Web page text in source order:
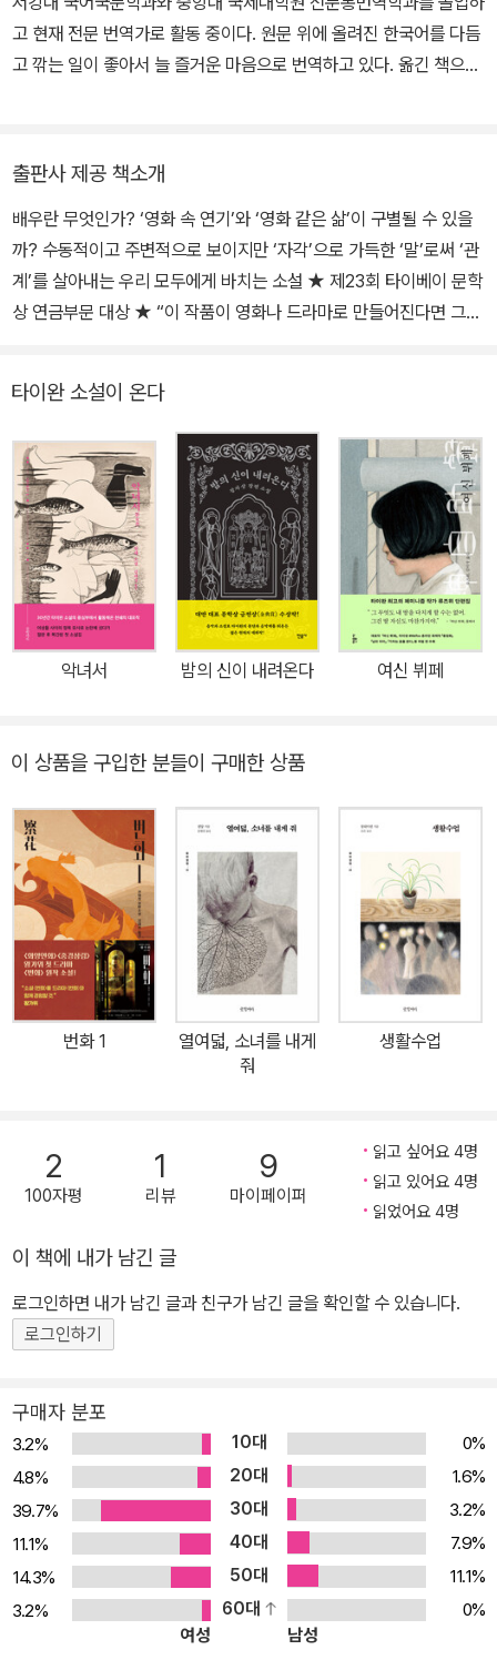
시 마음 둘 곳 없는暫時無法安放的』 『처음엔 신기해 보이는 것들
最初看似新奇的東西』 『딸아이의 방女兒房』이 있고, 장편​소설
고 현재 전문 번역가로 활동 중이다. 원문 위에 올려진 한국어를 다듬
고 깎는 일이 좋아서 늘 즐거운 마음으로 번역하고 있다. 옮긴 책으로
출판사 제공 책소개
배우란 무엇인가? ‘영화 속 연기’와 ‘영화 같은 삶’이 구별될 수 있을
까? 수동적이고 주변적으로 보이지만 ‘자각’으로 가득한 ‘말’로써 ‘관
계’를 살아내는 우리 모두에게 바치는 소설 ★ 제23회 타이베이 문학
상 연금부문 대상 ★ “이 작품이 영화나 드라마로 만들어진다면 그
열아홉 번째 책으로 등구운의 장편소설 『조연 여배우女二』가 출간되
었다. 등구운은 타이완의 배우이자 연출가이면서 소설가다. 타이완
국립정치대학에서 한국어와 광고학을 전공한 그는 한국어에 대한 애
정이 깊어 자신의 이름을 현지 발음인 ‘덩주윈’이 아니라 한국 발음
‘등구운’으로 표기해줄 것을 요청하기도 했다. 이번에 소개되는 『조연
여배우』는 권위 있는 제23회 타이베이 문학상 대상을 수상한 작가의
최근작이자, 배우로서의 삶을 고찰한 자전적 소설이다. 주인공 황청
黃澄은 일본 여배우와 닮았다는 이유로 우연히 연기에 발을 들인다.
대역으로 시작한 그녀의 연기 인생은 좌절과 기다림의 연속인 신인
시절, 배움을 찾아 떠난 유학 시절, 또다시 불안과 끊임없는 평가로 이
며, 그 작은 역할의 배우가 주인공인 다른 이야기도 있을 것이라고 믿
는다. 소설 전반에 걸친 주연과 조연의 구분은 그녀의 가족 안에서도
이어진다. 가족 안에서의 주연은 절대로 넘어설 수 없을 것 같은 완벽
한 존재인 언니 황첸黃茜이다. 황청보다 열두 살 많은 황첸은 그녀의
언니이자 보호자이며 롤모델이다. 황청은 결코 황첸을 뛰어넘을 수
없다. 그녀가 연기를 하게 된 것도 먼저 시작한 언니 때문이고, 무엇이
되고 싶냐는 질문에는 ‘황첸’이 되고 싶다고 말한다. 황청은 자신이 가
족 안에서 누구도 부정할 수 없는 조연이라는 사실을 고통스럽게 받
아들이지만, 황첸은 자신에게는 없는 재능을 가진 동생에게 무한한
가능성이 있음을 알아차린다. 성인이 되어 사회로 나온 황청은 감독
며 자신의 위치, 자신이 진정으로 가진 것은 무엇이고 포기해야 할 것
은 무엇인지 끊임없이 탐구한다. 사회에 막 발을 디딘 스무 살부터 조
연으로 자리 잡은 마흔 살이 될 때까지 대역과 신인, 조연을 거치며 어
리석고, 서툴고, 미숙했던 그녀는 끊임없이 넘어지고 상처받고 상실
감을 느끼지만 소설 말미에 이르러 그녀에게는 결코 도달할 수 없어
도 자신을 나아가게 하는 이상이 있음을 깨닫고 수천 가지로 해석될
수 있는 운명을 살아가기로 한다. 이 소설은 거절이 두려워 생일에 반
데뷔해 20여 년간의 시련과 성장을 거치며 배우가 되어가는 이야기
다. 동시에 이 소설은 누구나 궁금해하는 주연이 아닌 아무도 관심 가
져주지 않는 조연 같은 평범한 여성이 사회와 가정, 일과 사랑에서 상
처받으면서 배우고, 좌절하면서 앞으로 나아가는 이야기다. 우리는
성장 스토리, 곤경 속에서도 결국은 성취해내는 성공 스토리를 많이
봐왔지만, 관객은 성장이나 성공 자체 또는 그것을 이루는 경로보다
는 인물이 계속해서 상처를 입으면서도 어떻게 살아내느냐를 보고 싶
을 것이다. 누군가의 대역으로 시작해 실패와 좌절의 연속인 신인을
거쳐, 정체되고 있다는 괴로움과 불안함으로 점철된 조연으로 성장하
타이완 소설이 온다
악녀서 밤의 신이 내려온다 여신 뷔페
이 상품을 구입한 분들이 구매한 상품
번화 1
열여덟, 소녀를 내게
줘
생활수업
2
100자평
1
리뷰
9
마이페이퍼
읽고 싶어요 4명
읽고 있어요 4명
읽었어요 4명
이 책에 내가 남긴 글
로그인하면 내가 남긴 글과 친구가 남긴 글을 확인할 수 있습니다.
로그인하기
구매자 분포
3.2% 10대
0%
4.8%
20대
1.6%
39.7%
30대
3.2%
11.1%
40대
7.9%
14.3%
50대
11.1%
3.2%
60대
0%
여성
남성